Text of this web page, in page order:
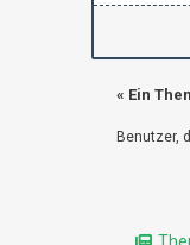
« Ein
Benutzer,